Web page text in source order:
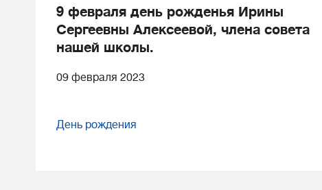
9 февраля день рожденья Ирины
Сергеевны Алексеевой, члена совета
нашей школы.
09 февраля 2023
День рождения